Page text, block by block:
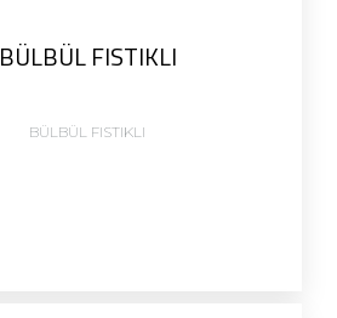
BÜLBÜL FISTIKLI
BÜLBÜL FISTIKLI